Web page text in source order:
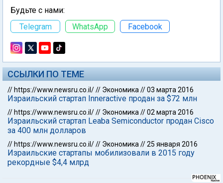
Будьте с нами:
Telegram
WhatsApp Facebook
ССЫЛКИ ПО ТЕМЕ
// https://www.newsru.co.il/// Экономика //03 марта 2016
Израильский стартап Inneractive продан за $72 млн
// https://www.newsru.co.il/// Экономика //02 марта 2016
Израильский стартап Leaba Semiconductor продан Cisco
за 400 млн долларов
// https://www.newsru.co.il/// Экономика //25 января 2016
Израильские стартапы мобилизовали в 2015 году
рекордные $4,4 млрд